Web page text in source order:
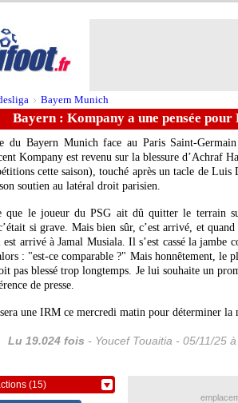
> Bayern Munich
Bayern : Kompany a une pensée
du Bayern Munich face au Paris Saint-
Kompany est revenu sur la blessure d’Achraf
cette saison), touché après un tacle de Luis
soutien au latéral droit parisien.
que le joueur du PSG ait dû quitter le terrain
si grave. Mais bien sûr, c’est arrivé, et
arrivé à Jamal Musiala. Il s’est cassé la jambe
: "est-ce comparable ?" Mais honnêtement, le
pas blessé trop longtemps. Je lui souhaite un
de presse.
une IRM ce mercredi matin pour déterminer la
Lu 19.024 fois - Youcef Touaitia - 05/11/25
(15)